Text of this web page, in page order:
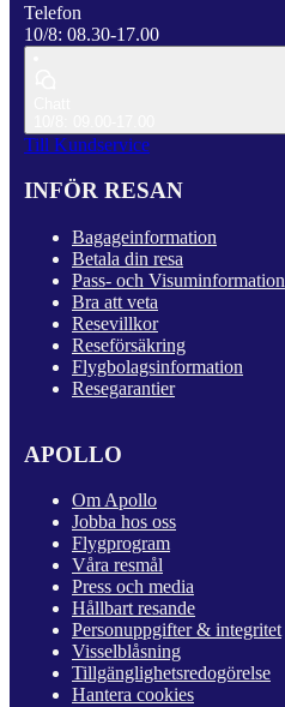
Telefon
10/8: 08.30-17.00
Till Kundservice
INFÖR RESAN
Bagageinformation
Betala din resa
Pass- och Visuminformation
Bra att veta
Resevillkor
Reseförsäkring
Flygbolagsinformation
Resegarantier
APOLLO
Om Apollo
Jobba hos oss
Flygprogram
Våra resmål
Press och media
Hållbart resande
Personuppgifter & integritet
Visselblåsning
Tillgänglighetsredogörelse
Hantera cookies